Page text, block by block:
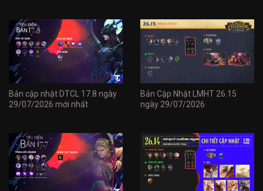
Bản cập nhật DTCL 17.8 ngày
29/07/2026 mới nhất
Bản Cập Nhật LMHT 26.15
ngày 29/07/2026